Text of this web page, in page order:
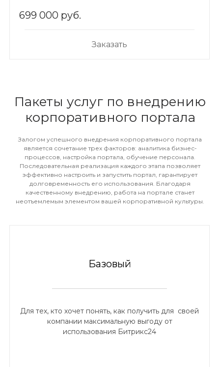
699 000 руб.
Заказать
Пакеты услуг по внедрению
корпоративного портала
Залогом успешного внедрения корпоративного портала
является сочетание трех факторов: аналитика бизнес-
процессов, настройка портала, обучение персонала.
Последовательная реализация каждого этапа позволяет
эффективно настроить и запустить портал, гарантирует
долговременность его использования. Благодаря
качественному внедрению, работа на портале станет
неотъемлемым элементом вашей корпоративной культуры.
Базовый
Для тех, кто хочет понять, как получить для своей
компании максимальную выгоду от
использования Битрикс24